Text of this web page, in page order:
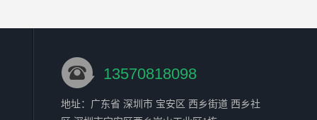
13570818098
地址：广东省 深圳市 宝安区 西乡街道 西乡社